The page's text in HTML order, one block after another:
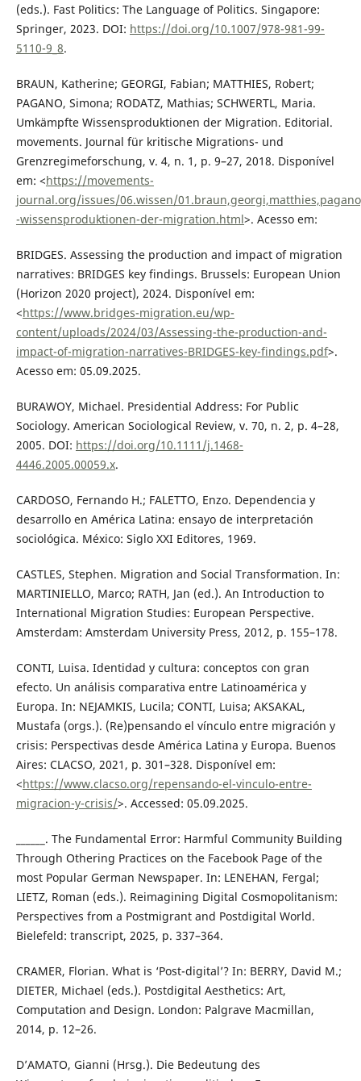
(eds.). Fast Politics: The Language of Politics. Singapore:
Springer, 2023. DOI: https://doi.org/10.1007/978-981-99-
5110-9_8.
BRAUN, Katherine; GEORGI, Fabian; MATTHIES, Robert;
PAGANO, Simona; RODATZ, Mathias; SCHWERTL, Maria.
Umkämpfte Wissensproduktionen der Migration. Editorial.
movements. Journal für kritische Migrations- und
Grenzregimeforschung, v. 4, n. 1, p. 9–27, 2018. Disponível
em: <https://movements-
journal.org/issues/06.wissen/
-wissensproduktionen-der-migration.html>. Acesso em:
BRIDGES. Assessing the production and impact of migration
narratives: BRIDGES key findings. Brussels: European Union
(Horizon 2020 project), 2024. Disponível em:
<https://www.bridges-migration.eu/wp-
content/uploads/2024/03/Assessing-the-production-and-
impact-of-migration-narratives-BRIDGES-key-findings.pdf>.
Acesso em: 05.09.2025.
BURAWOY, Michael. Presidential Address: For Public
Sociology. American Sociological Review, v. 70, n. 2, p. 4–28,
2005. DOI: https://doi.org/10.1111/j.1468-
4446.2005.00059.x.
CARDOSO, Fernando H.; FALETTO, Enzo. Dependencia y
desarrollo en América Latina: ensayo de interpretación
sociológica. México: Siglo XXI Editores, 1969.
CASTLES, Stephen. Migration and Social Transformation. In:
MARTINIELLO, Marco; RATH, Jan (ed.). An Introduction to
International Migration Studies: European Perspective.
Amsterdam: Amsterdam University Press, 2012, p. 155–178.
CONTI, Luisa. Identidad y cultura: conceptos con gran
efecto. Un análisis comparativa entre Latinoamérica y
Europa. In: NEJAMKIS, Lucila; CONTI, Luisa; AKSAKAL,
Mustafa (orgs.). (Re)pensando el vínculo entre migración y
crisis: Perspectivas desde América Latina y Europa. Buenos
Aires: CLACSO, 2021, p. 301–328. Disponível em:
<https://www.clacso.org/repensando-el-vinculo-entre-
migracion-y-crisis/>. Accessed: 05.09.2025.
______. The Fundamental Error: Harmful Community Building
Through Othering Practices on the Facebook Page of the
most Popular German Newspaper. In: LENEHAN, Fergal;
LIETZ, Roman (eds.). Reimagining Digital Cosmopolitanism:
Perspectives from a Postmigrant and Postdigital World.
Bielefeld: transcript, 2025, p. 337–364.
CRAMER, Florian. What is ‘Post-digital’? In: BERRY, David M.;
DIETER, Michael (eds.). Postdigital Aesthetics: Art,
Computation and Design. London: Palgrave Macmillan,
2014, p. 12–26.
D’AMATO, Gianni (Hrsg.). Die Bedeutung des